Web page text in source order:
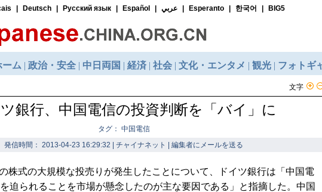
文字
ツ銀行、中国電信の投資判断を「バイ」に
タグ： 中国電信
発信時間： 2013-04-23 16:29:32 | チャイナネット | 編集者にメールを送る
株式の大規模な投売りが発生したことについて、ドイツ銀行は「中国電
迫られることを市場が懸念したのが主な要因である」と指摘した。中国